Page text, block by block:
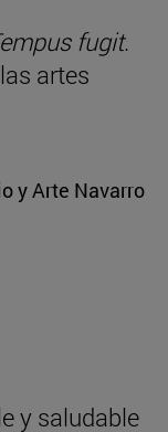
fugit.
artes
y Arte Navarro
y saludable